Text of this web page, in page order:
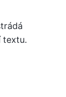
textu.